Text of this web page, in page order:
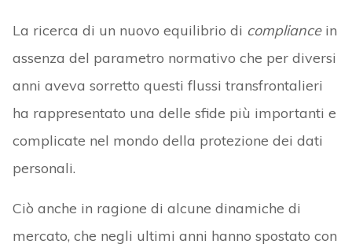
La ricerca di un nuovo equilibrio di compliancein
assenza del parametro normativo che per diversi
anni aveva sorretto questi flussi transfrontalieri
ha rappresentato una delle sfide più importanti e
complicate nel mondo della protezione dei dati
personali.
Ciò anche in ragione di alcune dinamiche di
mercato, che negli ultimi anni hanno spostato con